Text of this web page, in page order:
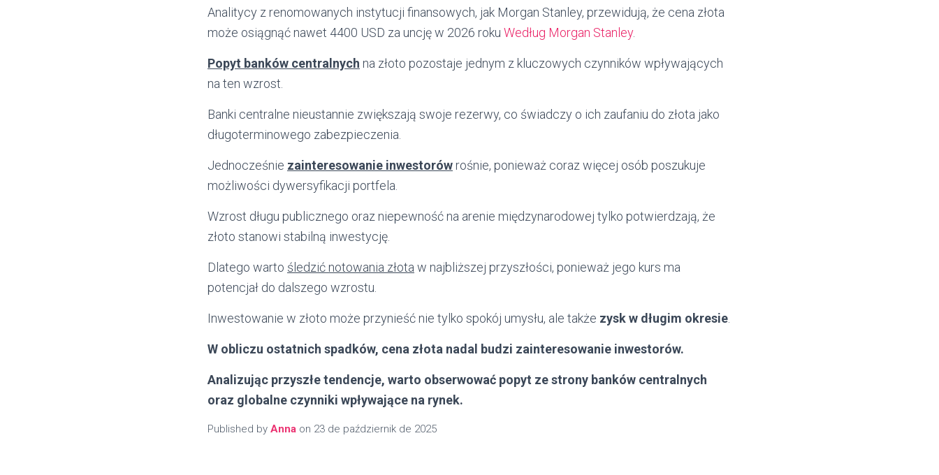
Analitycy z renomowanych instytucji finansowych, jak Morgan Stanley, przewidują, że cena złota
może osiągnąć nawet 4400 USD za uncję w 2026 roku Według Morgan Stanley.
Popyt banków centralnych na złoto pozostaje jednym z kluczowych czynników wpływających
na ten wzrost.
Banki centralne nieustannie zwiększają swoje rezerwy, co świadczy o ich zaufaniu do złota jako
długoterminowego zabezpieczenia.
Jednocześnie zainteresowanie inwestorów rośnie, ponieważ coraz więcej osób poszukuje
możliwości dywersyfikacji portfela.
Wzrost długu publicznego oraz niepewność na arenie międzynarodowej tylko potwierdzają, że
złoto stanowi stabilną inwestycję.
Dlatego warto śledzić notowania złota w najbliższej przyszłości, ponieważ jego kurs ma
potencjał do dalszego wzrostu.
Inwestowanie w złoto może przynieść nie tylko spokój umysłu, ale także zysk w długim okresie
W obliczu ostatnich spadków, cena złota nadal budzi zainteresowanie inwestorów.
Analizując przyszłe tendencje, warto obserwować popyt ze strony banków centralnych
oraz globalne czynniki wpływające na rynek.
Published by Anna on 23 de październik de 2025